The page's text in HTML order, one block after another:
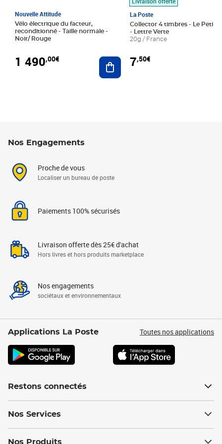
Nouvelle Attitude
Vélo électrique du facteur,
reconditionné - Taille normale -
Noir/ Rouge
1 490,00€ Ajouter au panier
La Poste
Collector 4 timbres - Le Petit
- Lettre Verte
20g / France
7,50€
Nos Engagements
Proche de vous
Localiser un bureau de poste
Paiements 100% sécurisés
Livraison offerte dès 25€ d'achat
Hors livres et hors produits marketplace
Nos engagements
sociétaux et environnementaux
Applications La Poste Toutes nos applications
Restons connectés
Nos Services
Nos Produits